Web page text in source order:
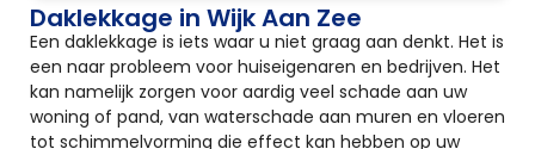
Daklekkage in Wijk Aan Zee
Een daklekkage is iets waar u niet graag aan denkt. Het is
een naar probleem voor huiseigenaren en bedrijven. Het
kan namelijk zorgen voor aardig veel schade aan uw
woning of pand, van waterschade aan muren en vloeren
tot schimmelvorming die effect kan hebben op uw